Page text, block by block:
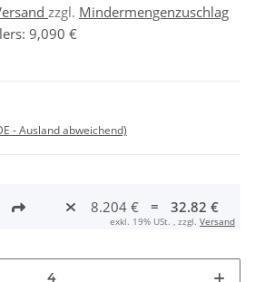
zzgl. Mindermengenzuschlag
: 9,090 €
- Ausland abweichend)
8.204 € = 32.82 €
exkl. 19% USt. , zzgl. Versand